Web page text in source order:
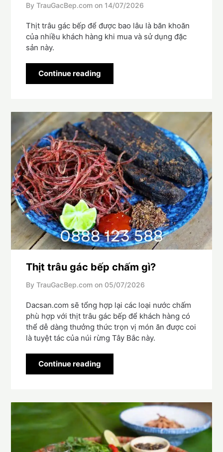
By TrauGacBep.com on 14/07/2026
Thịt trâu gác bếp để được bao lâu là băn khoăn
của nhiều khách hàng khi mua và sử dụng đặc
sản này.
Continue reading
Thịt trâu gác bếp chấm gì?
By TrauGacBep.com on 05/07/2026
Dacsan.com sẽ tổng hợp lại các loại nước chấm
phù hợp với thịt trâu gác bếp để khách hàng có
thể dễ dàng thưởng thức trọn vị món ăn được coi
là tuyệt tác của núi rừng Tây Bắc này.
Continue reading